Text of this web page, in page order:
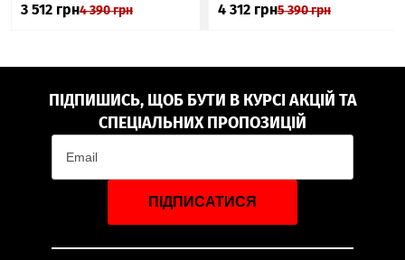
3 512 грн4 390грн 4 312 грн5 390грн
ПІДПИШИСЬ, ЩОБ БУТИ В КУРСІ АКЦІЙ ТА
СПЕЦІАЛЬНИХ ПРОПОЗИЦІЙ
ПІДПИСАТИСЯ